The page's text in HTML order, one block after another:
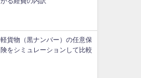
軽貨物（黒ナンバー）の任意保
険をシミュレーションして比較